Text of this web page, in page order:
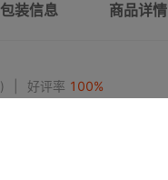
包装信息 商品详情
好评率 100%